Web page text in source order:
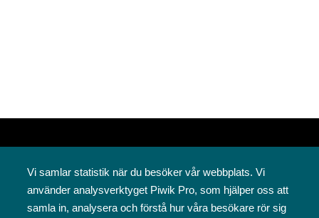
Vi samlar statistik när du besöker vår webbplats. Vi
använder analysverktyget Piwik Pro, som hjälper oss att
samla in, analysera och förstå hur våra besökare rör sig